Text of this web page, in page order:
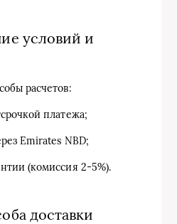
условий и
расчетов:
платежа;
Emirates NBD;
(комиссия 2-5%).
доставки